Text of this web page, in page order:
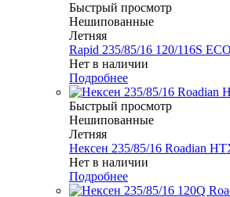
Быстрый просмотр
Нешипованные
Летняя
Rapid 235/85/16 120/116S
Нет в наличии
Подробнее
Быстрый просмотр
Нешипованные
Летняя
Нексен 235/85/16 Roadian
Нет в наличии
Подробнее